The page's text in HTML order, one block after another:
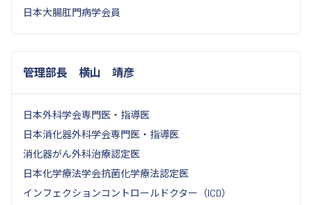
日本大腸肛門病学会員
管理部長 横山 靖彦
日本外科学会専門医・指導医
日本消化器外科学会専門医・指導医
消化器がん外科治療認定医
日本化学療法学会抗菌化学療法認定医
インフェクションコントロールドクター（ICD）